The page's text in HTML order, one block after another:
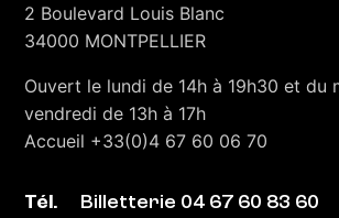
2 Boulevard Louis Blanc
34000 MONTPELLIER
Ouvert le lundi de 14h à 19h30 et du
vendredi de 13h à 17h
Accueil +33(0)4 67 60 06 70
Tél. Billetterie 04 67 60 83 60